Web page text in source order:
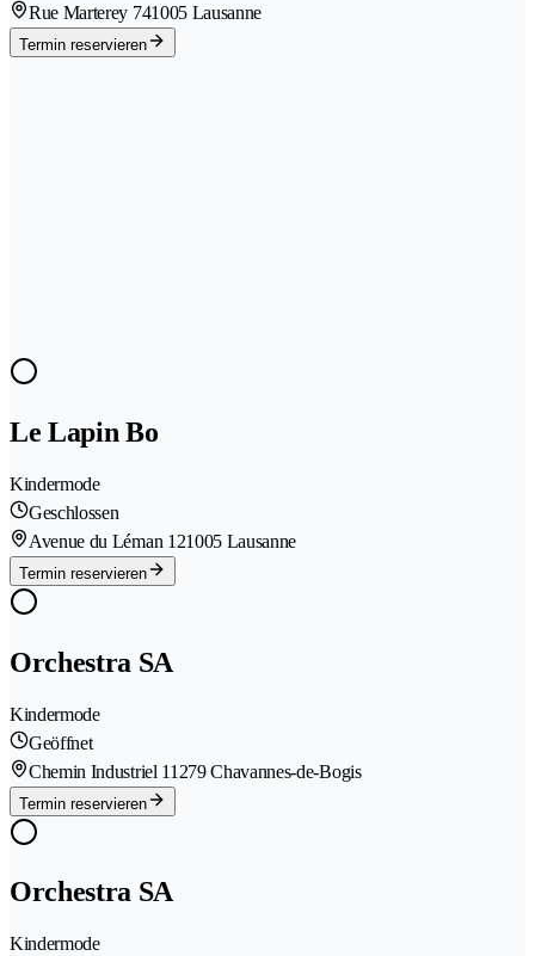
Rue Marterey 741005 Lausanne
Termin reservieren
Le Lapin Bo
Kindermode
Geschlossen
Avenue du Léman 121005 Lausanne
Termin reservieren
Orchestra SA
Kindermode
Geöffnet
Chemin Industriel 11279 Chavannes-de-Bogis
Termin reservieren
Orchestra SA
Kindermode